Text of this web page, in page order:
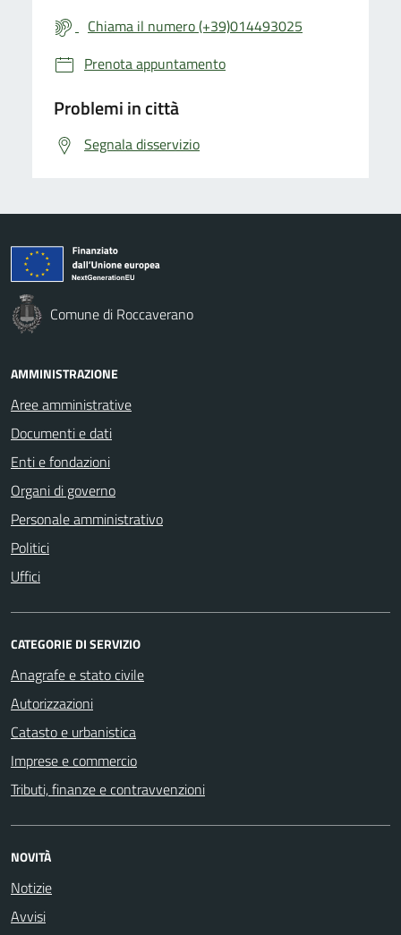
Chiama il numero (+39)014493025
Prenota appuntamento
Problemi in città
Segnala disservizio
Comune di Roccaverano
AMMINISTRAZIONE
Aree amministrative
Documenti e dati
Enti e fondazioni
Organi di governo
Personale amministrativo
Politici
Uffici
CATEGORIE DI SERVIZIO
Anagrafe e stato civile
Autorizzazioni
Catasto e urbanistica
Imprese e commercio
Tributi, finanze e contravvenzioni
NOVITÀ
Notizie
Avvisi